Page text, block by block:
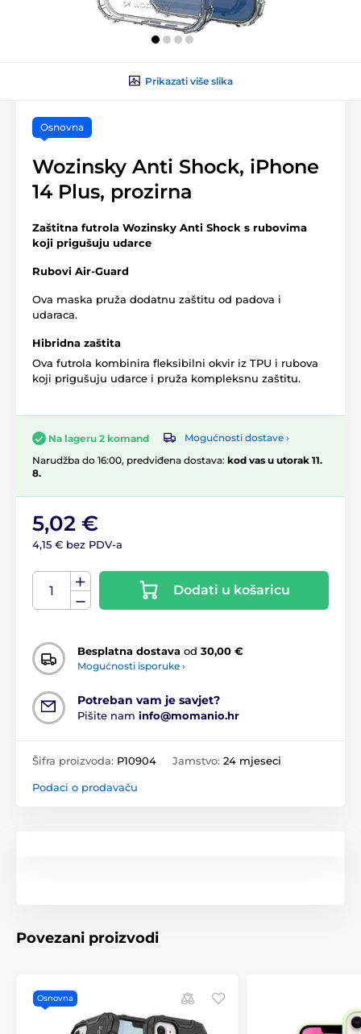
Prikazati više slika
Osnovna
Wozinsky Anti Shock, iPhone
14 Plus, prozirna
Zaštitna futrola Wozinsky Anti Shock s rubovima
koji prigušuju udarce
Rubovi Air-Guard
Ova maska pruža dodatnu zaštitu od padova i
udaraca.
Hibridna zaštita
Ova futrola kombinira fleksibilni okvir iz TPU i rubova
koji prigušuju udarce i pruža kompleksnu zaštitu.
Na lageru 2 komand
Mogućnosti dostave ›
Narudžba do 16:00, predviđena dostava: kod vas u utorak 11.
8.
5,02 €
4,15 € bez PDV-a
Dodati u košaricu
Besplatna dostava od 30,00 €
Mogućnosti isporuke ›
Potreban vam je savjet?
Pišite nam info@momanio.hr
Šifra proizvoda: P10904 Jamstvo: 24 mjeseci
Podaci o prodavaču
Povezani proizvodi
Osnovna